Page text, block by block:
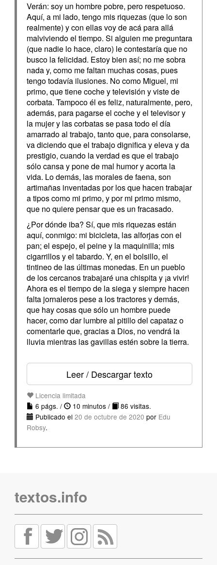
Verán: soy un hombre pobre, pero respetuoso.
Aquí, a mi lado, tengo mis riquezas (que lo son
realmente) y con ellas voy de acá para allá
malviviendo el tiempo. Si alguien me preguntara
(que nadie lo hace, claro) le contestaría que no
busco la felicidad. Estoy bien así; no me sobra
nada y, como me faltan muchas cosas, pues
tengo todavía ilusiones. No como Miguel, mi
primo, que tiene coche y televisión y viste de
corbata. Tampoco él es feliz, naturalmente, pero,
además, para pagarse el coche y el televisor y
la mujer y las corbatas se pasa todo el día
amarrado al trabajo, tanto que, para consolarse,
va diciendo que el trabajo dignifica y eleva y da
prestigio, cuando la verdad es que el trabajo
sólo cansa y pone de mal humor y acorta la
vida. Lo demás, las morales de faena, son
artimañas inventadas por los que hacen trabajar
a tipos como mi primo, y por mi primo mismo,
que no quiere pensar que es un fracasado.
¿Por dónde iba? Sí, que mis riquezas están
aquí, conmigo: mi bicicleta, las alforjas con el
pan; el espejo, el peine y la maquinilla; mis
cigarrillos y el tabardo. Y, en el bolsillo, el
tintineo de las últimas monedas. En un pueblo
de los cercanos trabajaré una chispita y ¡a vivir!
Ahora es el tiempo de la siega y siempre hacen
falta jornaleros pese a los tractores y demás,
que hay cosas que sólo un hombre puede
hacer, como dar lumbre al pitillo del capataz o
comentarle que, gracias a Dios, no vendrá la
lluvia mientras las gavillas estén sobre la tierra.
Leer / Descargar texto
Licencia limitada
6 págs. /
10 minutos /
86 visitas.
Publicado el 20 de octubre de 2020 por Edu
Robsy.
textos.info